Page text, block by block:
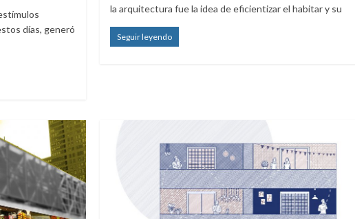
días, generó
la arquitectura fue la idea de eficientizar el habitar y su
Seguir leyendo